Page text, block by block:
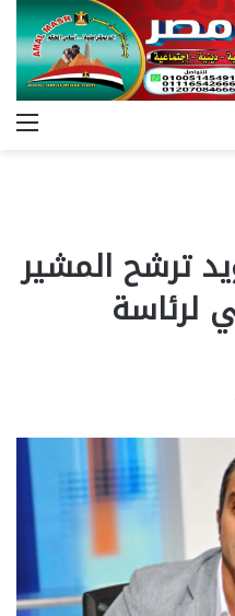
ترشح المشير
لرئاسة